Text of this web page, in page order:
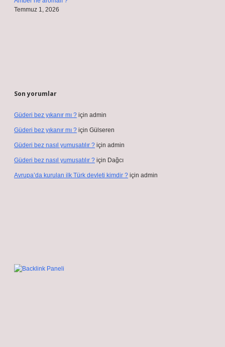
Temmuz 1, 2026
Son yorumlar
Güderi bez yıkanır mı ? için admin
Güderi bez yıkanır mı ? için Gülseren
Güderi bez nasıl yumuşatılır ? için admin
Güderi bez nasıl yumuşatılır ? için Dağcı
Avrupa’da kurulan ilk Türk devleti kimdir ? için admin